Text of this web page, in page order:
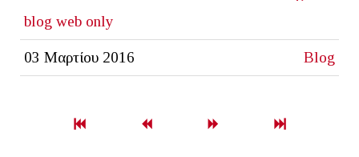
blog web only
03 Μαρτίου 2016 Blog